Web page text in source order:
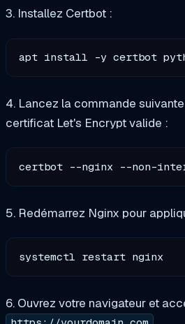
3. Installez Certbot :
4. Lancez la commande
certificat Let's Encrypt valide :
certbot --nginx --non-
5. Redémarrez Nginx pour
6. Ouvrez votre navigateur et